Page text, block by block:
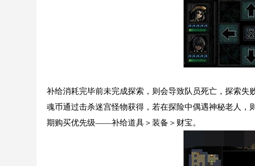
补给消耗完毕前未完成探索，则会导致队员死亡，探索失
魂币通过击杀迷宫怪物获得，若在探险中偶遇神秘老人
期购买优先级——补给道具＞装备＞财宝。